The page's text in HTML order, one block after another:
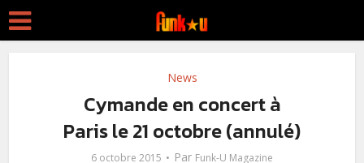
News
Cymande en concert à
Paris le 21 octobre (annulé)
6 octobre 2015 Par Funk-U Magazine